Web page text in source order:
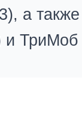
а
и ТриМоб